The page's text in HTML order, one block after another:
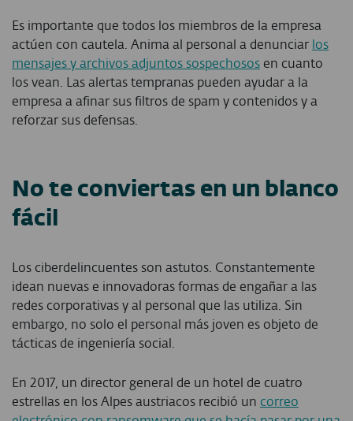
Es importante que todos los miembros de la empresa
actúen con cautela. Anima al personal a denunciar los
mensajes y archivos adjuntos sospechosos en cuanto
los vean. Las alertas tempranas pueden ayudar a la
empresa a afinar sus filtros de spam y contenidos y a
reforzar sus defensas.
No te conviertas en un blanco
fácil
Los ciberdelincuentes son astutos. Constantemente
idean nuevas e innovadoras formas de engañar a las
redes corporativas y al personal que las utiliza. Sin
embargo, no solo el personal más joven es objeto de
tácticas de ingeniería social.
En 2017, un director general de un hotel de cuatro
estrellas en los Alpes austriacos recibió un correo